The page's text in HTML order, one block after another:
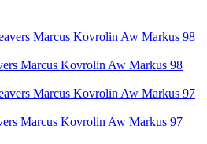
ковролин для гостиниц
ковролин
ковролин синий
sintelon
ковролин aw
Marcus Kovrolin Aw Markus 98
Marcus Kovrolin Aw Markus 97